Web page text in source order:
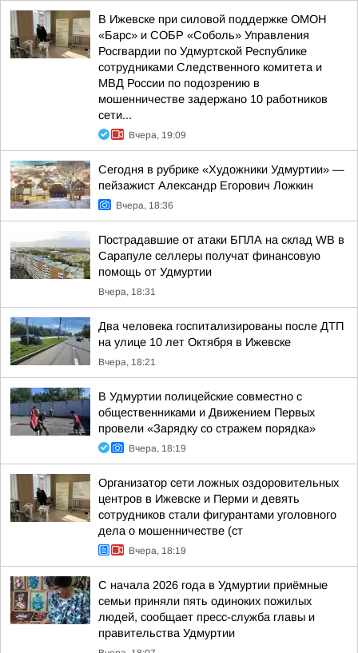
В Ижевске при силовой поддержке ОМОН
«Барс» и СОБР «Соболь» Управления
Росгвардии по Удмуртской Республике
сотрудниками Следственного комитета и
МВД России по подозрению в
мошенничестве задержано 10 работников
сети...
Вчера, 19:09
Сегодня в рубрике «Художники Удмуртии» —
пейзажист Александр Егорович Ложкин
Вчера, 18:36
Пострадавшие от атаки БПЛА на склад WB в
Сарапуле селлеры получат финансовую
помощь от Удмуртии
Вчера, 18:31
Два человека госпитализированы после ДТП
на улице 10 лет Октября в Ижевске
Вчера, 18:21
В Удмуртии полицейские совместно с
общественниками и Движением Первых
провели «Зарядку со стражем порядка»
Вчера, 18:19
Организатор сети ложных оздоровительных
центров в Ижевске и Перми и девять
сотрудников стали фигурантами уголовного
дела о мошенничестве (ст
Вчера, 18:19
С начала 2026 года в Удмуртии приёмные
семьи приняли пять одиноких пожилых
людей, сообщает пресс-служба главы и
правительства Удмуртии